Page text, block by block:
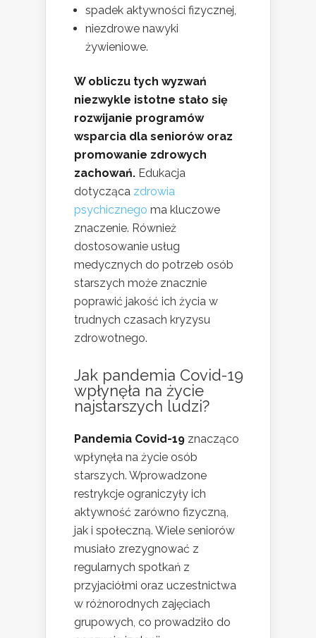
spadek aktywności fizycznej,
niezdrowe nawyki
żywieniowe.
W obliczu tych wyzwań
niezwykle istotne stało się
rozwijanie programów
wsparcia dla seniorów oraz
promowanie zdrowych
zachowań. Edukacja
dotycząca zdrowia
psychicznego ma kluczowe
znaczenie. Również
dostosowanie usług
medycznych do potrzeb osób
starszych może znacznie
poprawić jakość ich życia w
trudnych czasach kryzysu
zdrowotnego.
Jak pandemia Covid-19
wpłynęła na życie
najstarszych ludzi?
Pandemia Covid-19 znacząco
wpłynęła na życie osób
starszych. Wprowadzone
restrykcje ograniczyły ich
aktywność zarówno fizyczną,
jak i społeczną. Wiele seniorów
musiało zrezygnować z
regularnych spotkań z
przyjaciółmi oraz uczestnictwa
w różnorodnych zajęciach
grupowych, co prowadziło do